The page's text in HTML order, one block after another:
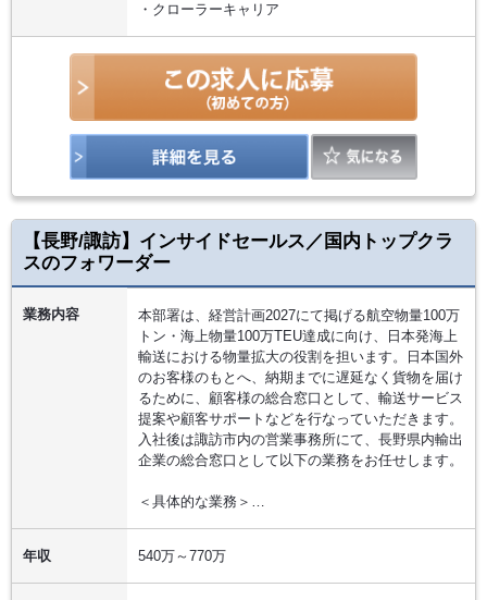
・クローラーキャリア
【長野/諏訪】インサイドセールス／国内トップクラ
スのフォワーダー
業務内容
本部署は、経営計画2027にて掲げる航空物量100万
トン・海上物量100万TEU達成に向け、日本発海上
輸送における物量拡大の役割を担います。日本国外
のお客様のもとへ、納期までに遅延なく貨物を届け
るために、顧客様の総合窓口として、輸送サービス
提案や顧客サポートなどを行なっていただきます。
入社後は諏訪市内の営業事務所にて、長野県内輸出
企業の総合窓口として以下の業務をお任せします。
＜具体的な業務＞…
年収 540万～770万